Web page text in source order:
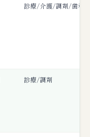
診療/介護/調剤/歯科
診療/調剤